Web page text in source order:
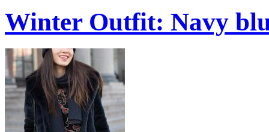
Winter Outfit: Navy